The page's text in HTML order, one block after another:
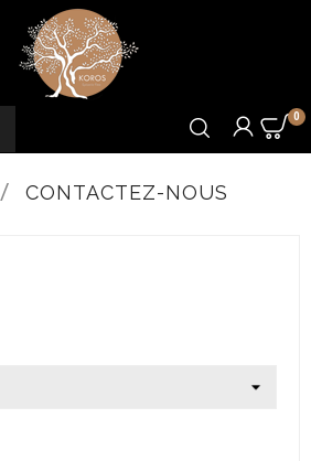
0
CONTACTEZ-NOUS